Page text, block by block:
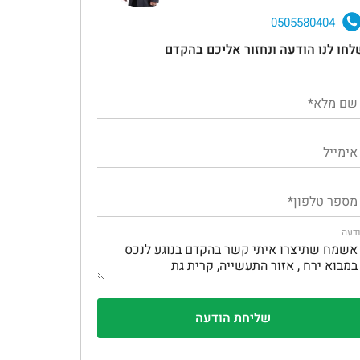
0505580404
לנו הודעה ונחזור אליכם בהקדם